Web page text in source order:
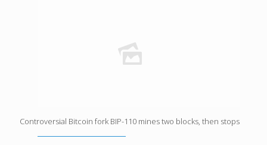
Controversial Bitcoin fork BIP-110 mines two blocks, then stops